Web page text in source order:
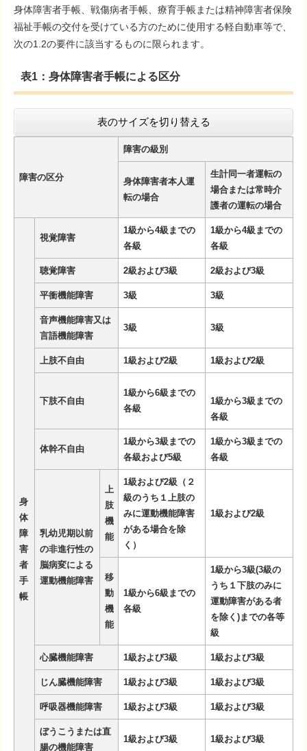
身体障害者手帳、戦傷病者手帳、療育手帳または精神障害者保険
福祉手帳の交付を受けている方のために使用する軽自動車等で、
次の1.2の要件に該当するものに限られます。
表1：身体障害者手帳による区分
表のサイズを切り替える
障害の区分
障害の級別
身体障害者本人運
転の場合
生計同一者運転の
場合または常時介
護者の運転の場合
身
体
障
害
者
手
帳
視覚障害
1級から4級までの
各級
1級から4級までの
各級
聴覚障害 2級および3級 2級および3級
平衝機能障害 3級 3級
音声機能障害又は
言語機能障害
3級 3級
上肢不自由 1級および2級 1級および2級
下肢不自由
1級から6級までの
各級
1級から3級までの
各級
体幹不自由
1級から3級までの
各級および5級
1級から3級までの
各級
乳幼児期以前
の非進行性の
脳病変による
運動機能障害
上
肢
機
能
1級および2級（２
級のうち１上肢の
みに運動機能障害
がある場合を除
く）
1級および2級
移
動
機
能
1級から6級までの
各級
1級から3級(3級の
うち１下肢のみに
運動障害がある者
を除く)までの各等
級
心臓機能障害 1級および3級 1級および3級
じん臓機能障害 1級および3級 1級および3級
呼吸器機能障害 1級および3級 1級および3級
ぼうこうまたは直
腸の機能障害
1級および3級 1級および3級